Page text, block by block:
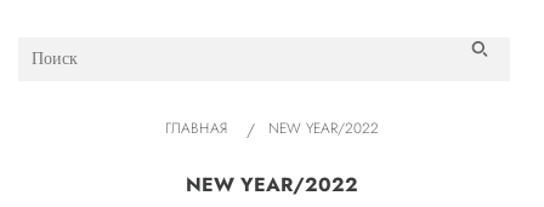
ГЛАВНАЯ NEW YEAR/2022
NEW YEAR/2022